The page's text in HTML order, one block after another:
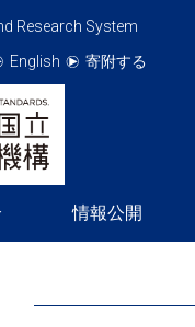
Research System
English 寄附する
情報公開